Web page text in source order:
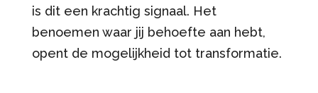
is dit een krachtig signaal. Het
benoemen waar jij behoefte aan hebt,
opent de mogelijkheid tot transformatie.